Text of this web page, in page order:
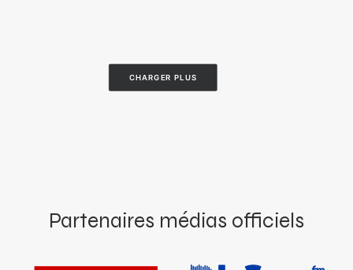
CHARGER PLUS
Partenaires médias officiels